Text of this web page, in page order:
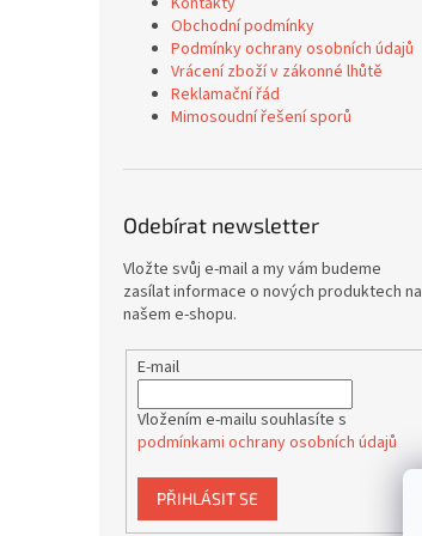
Obchodní podmínky
Podmínky ochrany osobních údajů
Vrácení zboží v zákonné lhůtě
Reklamační řád
Mimosoudní řešení sporů
Odebírat newsletter
Vložte svůj e-mail a my vám budeme
zasílat informace o nových produktech na
našem e-shopu.
E-mail
Vložením e-mailu souhlasíte s
podmínkami ochrany osobních údajů
PŘIHLÁSIT SE